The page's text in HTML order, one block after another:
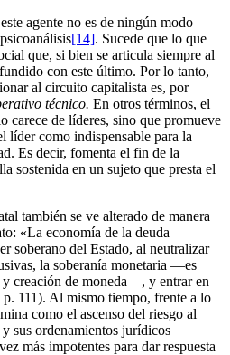
agente no es de ningún modo
[14]. Sucede que lo que
que, si bien se articula siempre al
con este último. Por lo tanto,
al circuito capitalista es, por
técnico. En otros términos, el
carece de líderes, sino que promueve
líder como indispensable para la
Es decir, fomenta el fin de la
sostenida en un sujeto que presta el
también se ve alterado de manera
«La economía de la deuda
soberano del Estado, al neutralizar
la soberanía monetaria —es
creación de moneda—, y entrar en
111). Al mismo tiempo, frente a lo
como el ascenso del riesgo al
sus ordenamientos jurídicos
más impotentes para dar respuesta